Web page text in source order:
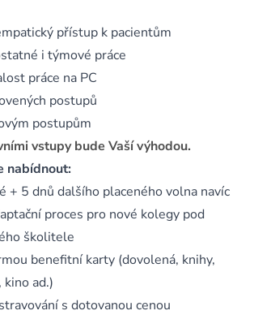
přístup k pacientům
i týmové práce
práce na PC
postupů
postupům
vstupy bude Vaší výhodou.
nabídnout:
+ 5 dnů dalšího placeného volna navíc
proces pro nové kolegy pod
školitele
benefitní karty (dovolená, knihy,
ad.)
s dotovanou cenou